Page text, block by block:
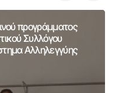
προγράμματος
Συλλόγου
Αλληλεγγύης